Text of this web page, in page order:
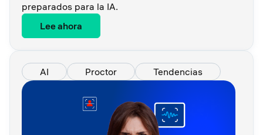
preparados para la IA.
Lee ahora
AI Proctor Tendencias